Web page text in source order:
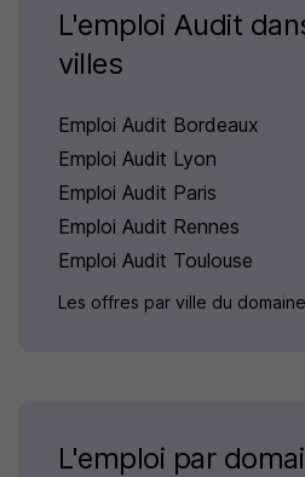
L'emploi Audit
villes
Emploi Audit Bordeaux
Emploi Audit Lyon
Emploi Audit Paris
Emploi Audit Rennes
Emploi Audit Toulouse
Les offres par ville du
L'emploi par